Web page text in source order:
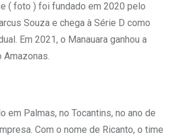
( foto ) foi fundado em 2020 pelo
Souza e chega à Série D como
Em 2021, o Manauara ganhou a
Amazonas.
em Palmas, no Tocantins, no ano de
Com o nome de Ricanto, o time